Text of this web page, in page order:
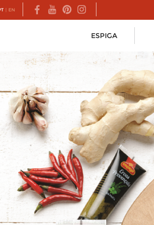
| EN
ESPIGA